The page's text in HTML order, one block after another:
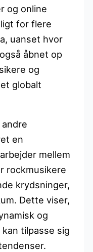
og online
for flere
uanset hvor
åbnet op
og
globalt
en
mellem
rockmusikere
krydsninger,
Dette viser,
og
tilpasse sig